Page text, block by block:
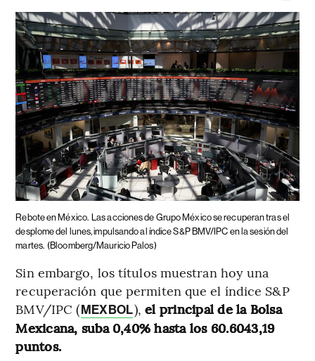
Rebote en México. Las acciones de Grupo México se recuperan tras el
desplome del lunes, impulsando al índice S&P BMV/IPC en la sesión del
martes. (Bloomberg/Mauricio Palos)
Sin embargo, los títulos muestran hoy una
recuperación que permiten que el índice S&P
BMV/IPC (MEXBOL),el principal de la Bolsa
Mexicana, suba 0,40% hasta los 60.6043,19
puntos.